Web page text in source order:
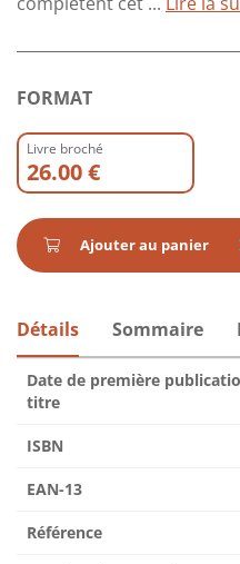
FORMAT
Livre broché
26.00 €
Ajouter au panier
Détails Sommaire
Date de première
titre
ISBN
EAN-13
Référence